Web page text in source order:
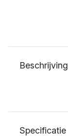
Beschrijving
Specificatie